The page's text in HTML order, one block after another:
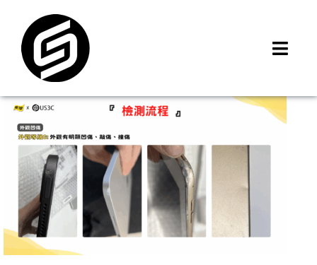
content
iMCheck APP
iPhone 回收價
線上商城
3C租賃
MSI 舊換新